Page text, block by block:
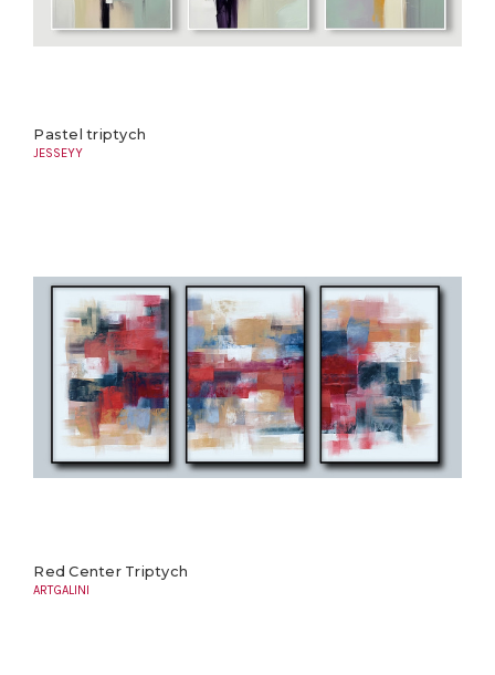
Pastel triptych
JESSEYY
Red Center Triptych
ARTGALINI